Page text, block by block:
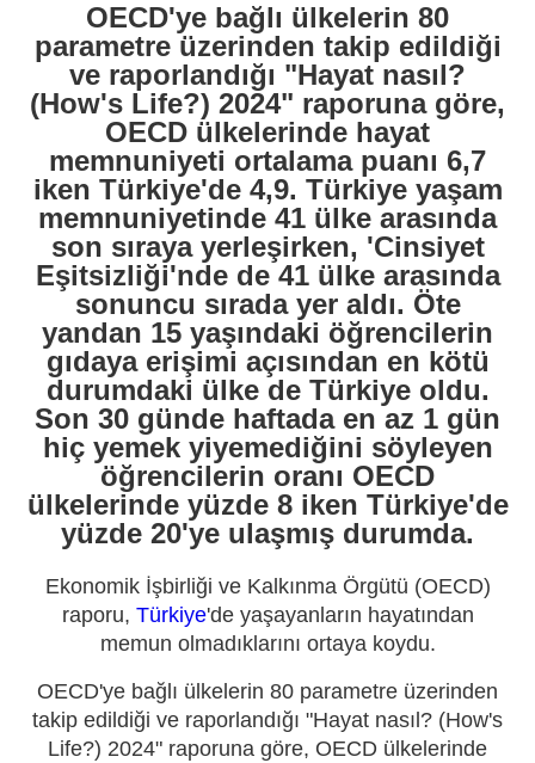
OECD'ye bağlı ülkelerin 80
parametre üzerinden takip edildiği
ve raporlandığı "Hayat nasıl?
(How's Life?) 2024" raporuna göre,
OECD ülkelerinde hayat
memnuniyeti ortalama puanı 6,7
iken Türkiye'de 4,9. Türkiye yaşam
memnuniyetinde 41 ülke arasında
son sıraya yerleşirken, 'Cinsiyet
Eşitsizliği'nde de 41 ülke arasında
sonuncu sırada yer aldı. Öte
yandan 15 yaşındaki öğrencilerin
gıdaya erişimi açısından en kötü
durumdaki ülke de Türkiye oldu.
Son 30 günde haftada en az 1 gün
hiç yemek yiyemediğini söyleyen
öğrencilerin oranı OECD
ülkelerinde yüzde 8 iken Türkiye'de
yüzde 20'ye ulaşmış durumda.
Ekonomik İşbirliği ve Kalkınma Örgütü (OECD)
raporu, Türkiye'de yaşayanların hayatından
memun olmadıklarını ortaya koydu.
OECD'ye bağlı ülkelerin 80 parametre üzerinden
takip edildiği ve raporlandığı "Hayat nasıl? (How's
Life?) 2024" raporuna göre, OECD ülkelerinde